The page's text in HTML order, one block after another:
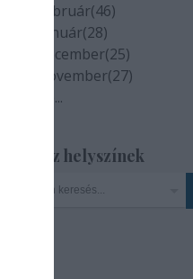
2020 február(46)
2020 január(28)
2019 december(25)
2019 november(27)
...
Szinház helyszínek